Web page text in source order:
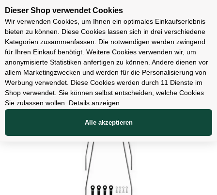
Unsere Filialen
Zubehör
Dieser Shop verwendet Cookies
Wir verwenden Cookies, um Ihnen ein optimales Einkaufserlebnis
bieten zu können. Diese Cookies lassen sich in drei verschiedene
Kategorien zusammenfassen. Die notwendigen werden zwingend
für Ihren Einkauf benötigt. Weitere Cookies verwenden wir, um
anonymisierte Statistiken anfertigen zu können. Andere dienen vor
allem Marketingzwecken und werden für die Personalisierung von
Werbung verwendet. Diese Cookies werden durch 11 Dienste im
Shop verwendet. Sie können selbst entscheiden, welche Cookies
Sie zulassen wollen.
Details anzeigen
Alle akzeptieren